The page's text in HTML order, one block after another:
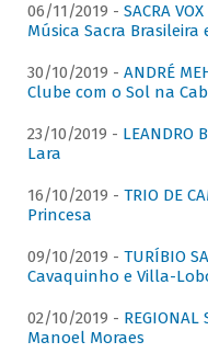
06/11/2019 - SACRA
Música Sacra Brasileira
30/10/2019 - ANDRÉ
Clube com o Sol na
23/10/2019 - LEANDRO
Lara
16/10/2019 - TRIO DE
Princesa
09/10/2019 - TURÍBIO
Cavaquinho e Villa-
02/10/2019 - REGIONAL
Manoel Moraes